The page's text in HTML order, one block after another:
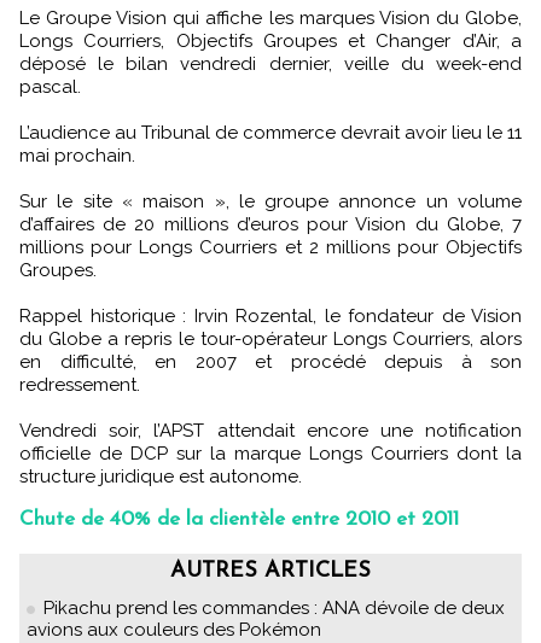
Le Groupe Vision qui affiche les marques Vision du Globe,
Longs Courriers, Objectifs Groupes et Changer d’Air, a
déposé le bilan vendredi dernier, veille du week-end
pascal.
L’audience au Tribunal de commerce devrait avoir lieu le 11
mai prochain.
Sur le site « maison », le groupe annonce un volume
d’affaires de 20 millions d’euros pour Vision du Globe, 7
millions pour Longs Courriers et 2 millions pour Objectifs
Groupes.
Rappel historique : Irvin Rozental, le fondateur de Vision
du Globe a repris le tour-opérateur Longs Courriers, alors
en difficulté, en 2007 et procédé depuis à son
redressement.
Vendredi soir, l’APST attendait encore une notification
officielle de DCP sur la marque Longs Courriers dont la
structure juridique est autonome.
Chute de 40% de la clientèle entre 2010 et 2011
AUTRES ARTICLES
Pikachu prend les commandes : ANA dévoile de deux
avions aux couleurs des Pokémon